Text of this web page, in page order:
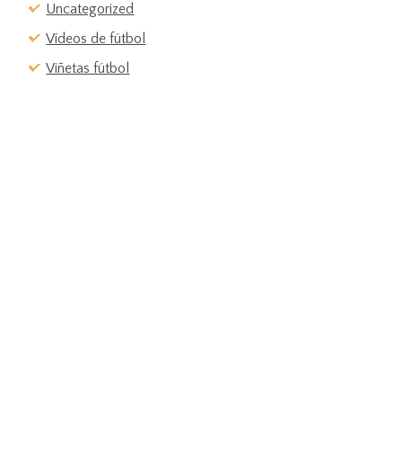
Uncategorized
Vídeos de fútbol
Viñetas fútbol